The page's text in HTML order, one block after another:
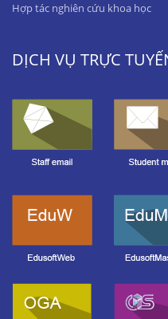
Hợp tác nghiên cứu khoa học
DỊCH VỤ TRỰC